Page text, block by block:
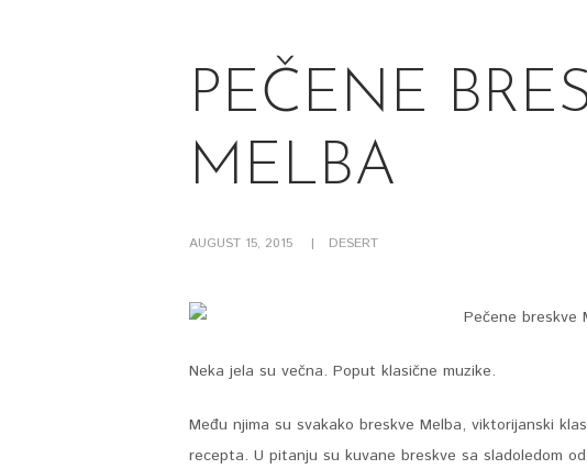
PEČENE
MELBA
AUGUST 15, 2015 DESERT
Neka jela su večna. Poput klasične muzike.
Među njima su svakako breskve Melba, viktorijanski
recepta. U pitanju su kuvane breskve sa sladoledom